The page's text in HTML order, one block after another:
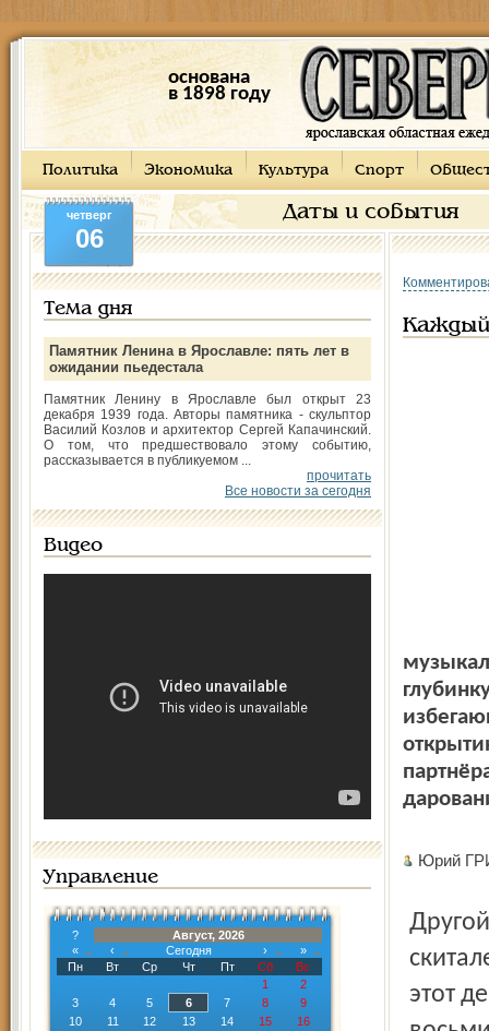
основана
в 1898 году
Политика Экономика Культура Спорт
Даты и события
четверг
06
Тема дня
Памятник Ленина в Ярославле: пять лет в
ожидании пьедестала
Памятник Ленину в Ярославле был открыт 23
декабря 1939 года. Авторы памятника - скульптор
Василий Козлов и архитектор Сергей Капачинский.
О том, что предшествовало этому событию,
рассказывается в публикуемом ...
прочитать
Все новости за сегодня
Видео
Управление
?
Август, 2026
«
‹ Сегодня ›
»
Пн
Вт Ср Чт Пт Сб
Вс
1
2
3
4 5 6 7 8
9
10
11 12 13 14 15
16
Каждый
Юрий
Другой столь же именитый, как и Спиваков, вечный
этот